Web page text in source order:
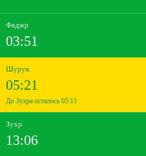
Фаджр
03:51
Шурук
05:21
До Зухра осталось 05:11
Зухр
13:06